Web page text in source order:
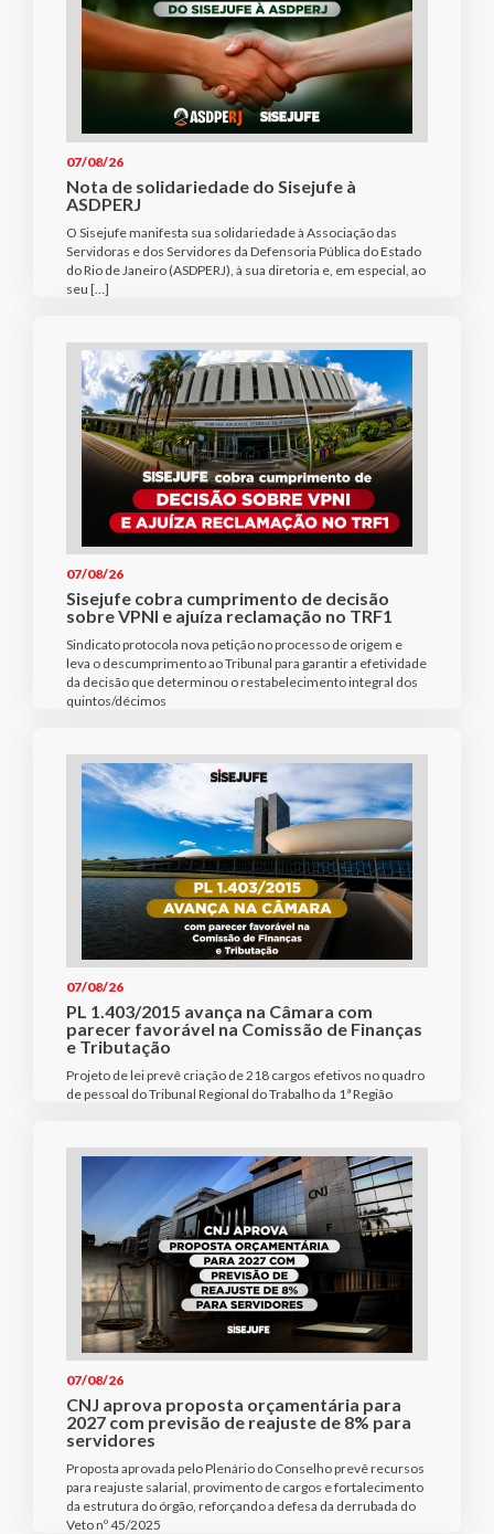
07/08/26
Nota de solidariedade do Sisejufe à
ASDPERJ
O Sisejufe manifesta sua solidariedade à Associação das
Servidoras e dos Servidores da Defensoria Pública do Estado
do Rio de Janeiro (ASDPERJ), à sua diretoria e, em especial, ao
seu […]
07/08/26
Sisejufe cobra cumprimento de decisão
sobre VPNI e ajuíza reclamação no TRF1
Sindicato protocola nova petição no processo de origem e
leva o descumprimento ao Tribunal para garantir a efetividade
da decisão que determinou o restabelecimento integral dos
quintos/décimos
07/08/26
PL 1.403/2015 avança na Câmara com
parecer favorável na Comissão de Finanças
e Tributação
Projeto de lei prevê criação de 218 cargos efetivos no quadro
de pessoal do Tribunal Regional do Trabalho da 1ª Região
07/08/26
CNJ aprova proposta orçamentária para
2027 com previsão de reajuste de 8% para
servidores
Proposta aprovada pelo Plenário do Conselho prevê recursos
para reajuste salarial, provimento de cargos e fortalecimento
da estrutura do órgão, reforçando a defesa da derrubada do
Veto nº 45/2025